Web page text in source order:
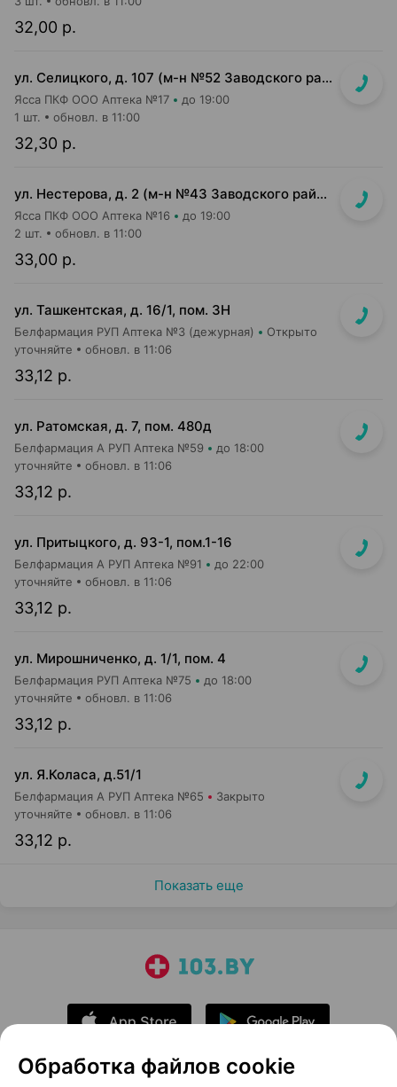
32,00 р.
ул. Селицкого, д. 107 (м-н №52 Заводского райпищеторга)
Ясса ПКФ ООО Аптека №17 до 19:00
32,30 р.
1 шт. обновл. в 11:00
ул. Нестерова, д. 2 (м-н №43 Заводского райпищеторга)
Ясса ПКФ ООО Аптека №16 до 19:00
33,00 р.
2 шт. обновл. в 11:00
ул. Ташкентская, д. 16/1, пом. 3Н
Белфармация РУП Аптека №3 (дежурная) Открыто
33,12 р.
уточняйте обновл. в 11:06
ул. Ратомская, д. 7, пом. 480д
Белфармация А РУП Аптека №59 до 18:00
33,12 р.
уточняйте обновл. в 11:06
ул. Притыцкого, д. 93-1, пом.1-16
Белфармация А РУП Аптека №91 до 22:00
33,12 р.
уточняйте обновл. в 11:06
ул. Мирошниченко, д. 1/1, пом. 4
Белфармация РУП Аптека №75 до 18:00
33,12 р.
уточняйте обновл. в 11:06
ул. Я.Коласа, д.51/1
Белфармация А РУП Аптека №65 Закрыто
33,12 р.
уточняйте обновл. в 11:06
Показать еще
Обработка файлов cookie